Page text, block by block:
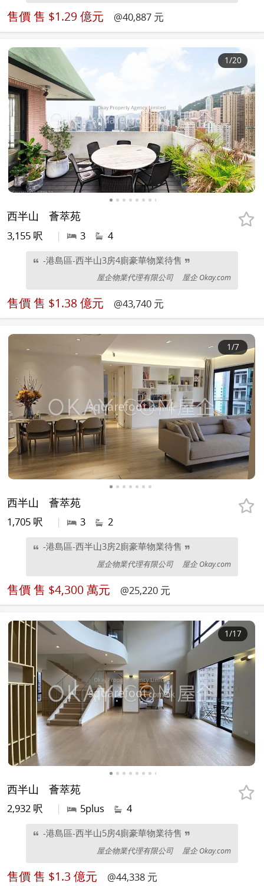
售價 售 $1.29 億元 @40,887 元
1/20
西半山 薈萃苑
3,155 呎 | 3 4
-港島區-西半山3房4廁豪華物業待售
屋企物業代理有限公司 屋企 Okay.com
售價 售 $1.38 億元 @43,740 元
1/7
西半山 薈萃苑
1,705 呎 | 3 2
-港島區-西半山3房2廁豪華物業待售
屋企物業代理有限公司 屋企 Okay.com
售價 售 $4,300 萬元 @25,220 元
1/17
西半山 薈萃苑
2,932 呎 | 5plus 4
-港島區-西半山5房4廁豪華物業待售
屋企物業代理有限公司 屋企 Okay.com
售價 售 $1.3 億元 @44,338 元